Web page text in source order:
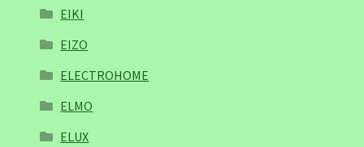
EIKI
EIZO
ELECTROHOME
ELMO
ELUX